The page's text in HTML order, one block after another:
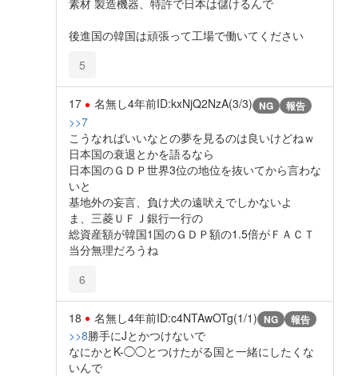
素材 製造機器、特許で日本は儲けるんで
後進国の韓国は頑張って工場で働いてください
5
17 名無し4年前ID:kxNjQ2NzA(3/3) NG 報告
>>7
こうなればいいなとの夢を見るのは良いけどねｗ
日本国の衰退とかを語るなら
日本国のＧＤＰ世界3位の地位を抜いてから言わな
いと
基地外の妄言、負け犬の遠吠えでしかないよ
ま、三菱ＵＦＪ銀行一行の
総資産額が韓国1国のＧＤＰ額の1.5倍がＦＡＣＴ
当分無理だろうね
6
18 名無し4年前ID:c4NTAwOTg(1/1) NG 報告
>>8勝手にJとかつけないで
なにかとK-◯◯とつけたがる国と一緒にしたくな
いんで